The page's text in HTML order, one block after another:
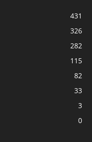
431
326
282
115
82
33
3
0